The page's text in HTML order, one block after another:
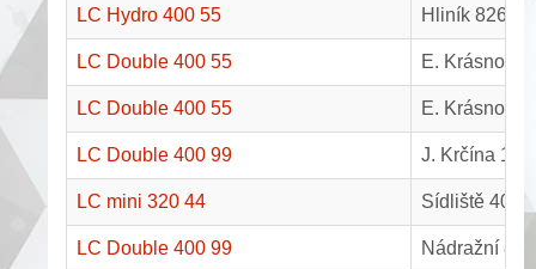
LC Hydro 400 55 Hliník 826,
LC Double 400 55 E.
LC Double 400 55 E.
LC Double 400 99 J. Krčína 18,
LC mini 320 44 Sídliště 402,
LC Double 400 99 Nádražní